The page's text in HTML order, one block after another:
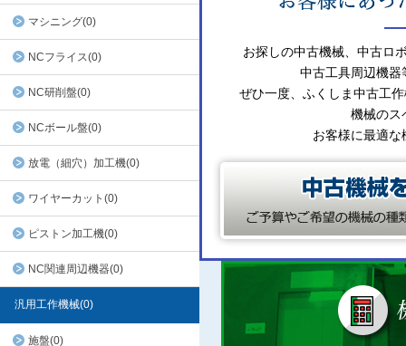
マシニング(0)
NCフライス(0)
NC研削盤(0)
NCボール盤(0)
放電（細穴）加工機(0)
ワイヤーカット(0)
ピストン加工機(0)
NC関連周辺機器(0)
汎用工作機械(0)
施盤(0)
お探しの中古機械、中古ロ
中古工具周辺機器
ぜひ一度、ふくしま中古工
機械のス
お客様に最適